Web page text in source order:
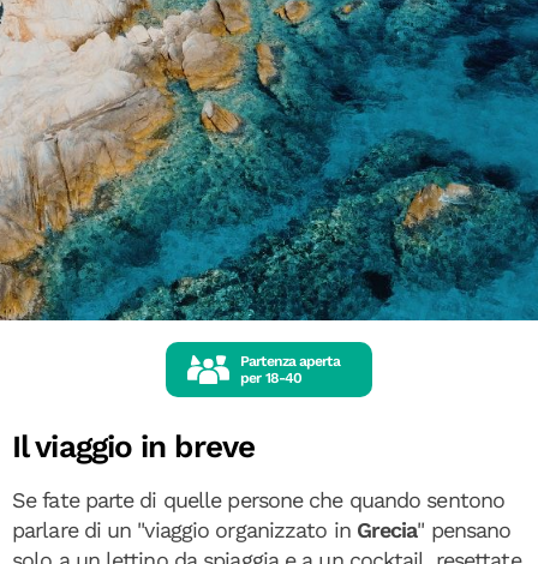
Partenza aperta
per 18-40
Il viaggio in breve
Se fate parte di quelle persone che quando sentono
parlare di un "viaggio organizzato in Grecia" pensano